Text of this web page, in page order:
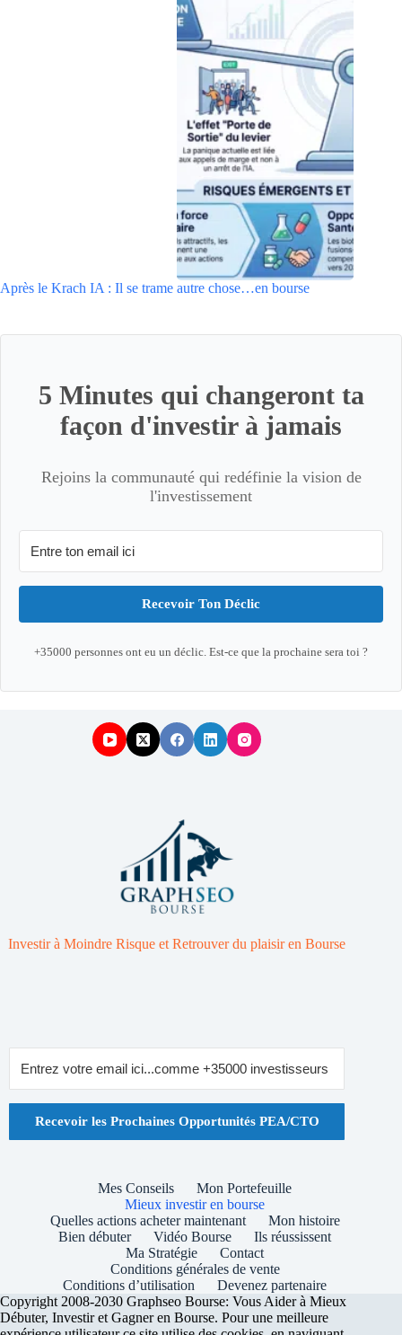
Après le Krach IA : Il se trame autre chose…en bourse
5 Minutes qui changeront ta
façon d'investir à jamais
Rejoins la communauté qui redéfinie la vision de
l'investissement
Recevoir Ton Déclic
+35000 personnes ont eu un déclic. Est-ce que la prochaine sera toi ?
Investir à Moindre Risque et Retrouver du plaisir en Bourse
Recevoir les Prochaines Opportunités PEA/CTO
Mes Conseils
Mon Portefeuille
Mieux investir en bourse
Quelles actions acheter maintenant
Mon histoire
Bien débuter
Vidéo Bourse
Ils réussissent
Ma Stratégie
Contact
Conditions générales de vente
Conditions d’utilisation
Devenez partenaire
Copyright 2008-2030 Graphseo Bourse: Vous Aider à Mieux
Débuter, Investir et Gagner en Bourse. Pour une meilleure